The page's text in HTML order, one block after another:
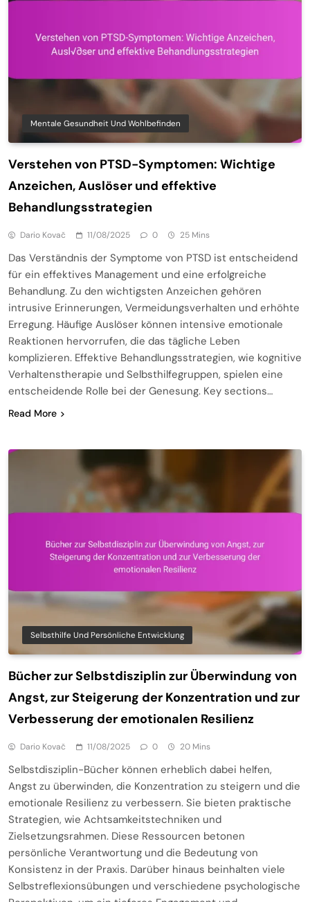
Mentale Gesundheit Und Wohlbefinden
Verstehen von PTSD-Symptomen: Wichtige
Anzeichen, Auslöser und effektive
Behandlungsstrategien
Dario Kovač 11/08/2025 0 25 Mins
Das Verständnis der Symptome von PTSD ist entscheidend
für ein effektives Management und eine erfolgreiche
Behandlung. Zu den wichtigsten Anzeichen gehören
intrusive Erinnerungen, Vermeidungsverhalten und erhöhte
Erregung. Häufige Auslöser können intensive emotionale
Reaktionen hervorrufen, die das tägliche Leben
komplizieren. Effektive Behandlungsstrategien, wie kognitive
Verhaltenstherapie und Selbsthilfegruppen, spielen eine
entscheidende Rolle bei der Genesung. Key sections…
Read More
Selbsthilfe Und Persönliche Entwicklung
Bücher zur Selbstdisziplin zur Überwindung von
Angst, zur Steigerung der Konzentration und zur
Verbesserung der emotionalen Resilienz
Dario Kovač 11/08/2025 0 20 Mins
Selbstdisziplin-Bücher können erheblich dabei helfen,
Angst zu überwinden, die Konzentration zu steigern und die
emotionale Resilienz zu verbessern. Sie bieten praktische
Strategien, wie Achtsamkeitstechniken und
Zielsetzungsrahmen. Diese Ressourcen betonen
persönliche Verantwortung und die Bedeutung von
Konsistenz in der Praxis. Darüber hinaus beinhalten viele
Selbstreflexionsübungen und verschiedene psychologische